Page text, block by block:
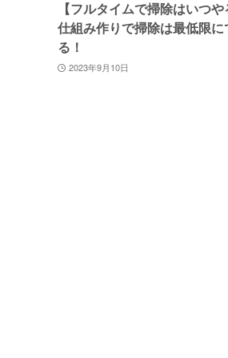
【フルタイムで掃除はいつや
仕組み作りで掃除は最低限に
る！
2023年9月10日